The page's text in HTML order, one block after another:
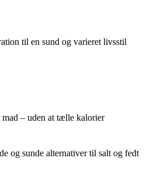
til en sund og varieret livsstil
– uden at tælle kalorier
og sunde alternativer til salt og fedt